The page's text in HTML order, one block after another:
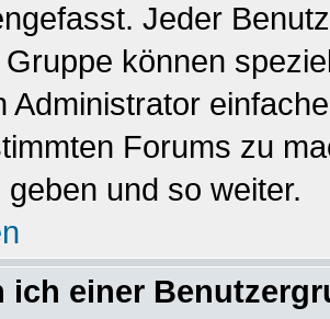
Jeder
können
Administrator
Forums zu
und so weiter.
ich einer